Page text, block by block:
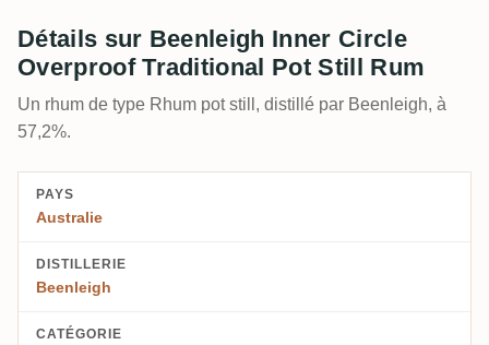
Détails sur Beenleigh Inner Circle
Overproof Traditional Pot Still Rum
Un rhum de type Rhum pot still, distillé par Beenleigh, à
57,2%.
PAYS
Australie
DISTILLERIE
Beenleigh
CATÉGORIE